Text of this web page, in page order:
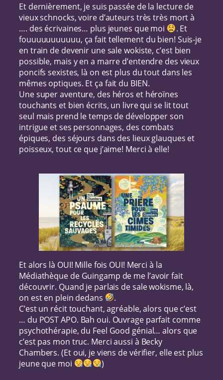
Et dernièrement, je suis passée de la lecture de
vieux schnocks, voire d’auteurs très très mort à
…. des écrivaines… plus jeunes que moi
. Et
fouuuuuuuuuuu, ça fait tellement du bien! Suis-je
en train de devenir une sale wokiste, c’est bien
possible, mais y en a marre d’entendre des vieux
poncifs sexistes, là on est plus du tout dans les
mêmes optiques. Et ça fait du BIEN.
Une super aventure, des héros et héroïnes
touchants et bien écrits, un livre qui se lit tout
seul mais prend le temps de développer son
intrigue et ses personnages, des combats
épiques, des séjours dans des lieux glauques et
poisseux, tout ce que j’aime! Merci à elle!
Et alors là OUI! Mille fois OUI! Merci à la
Médiathèque de Guingamp de me l’avoir fait
découvrir. Quand je parlais de sale wokisme, là,
on est en plein dedans
.
C’est un récit touchant, agréable, alors que c’est
… du POST APO. Bah oui. Ouvrage parfait comme
psychothérapie, du Feel Good génial… alors que
c’est pas mon truc. Merci aussi à Becky
Chambers. (Et oui, je viens de vérifier, elle est plus
jeune que moi
)